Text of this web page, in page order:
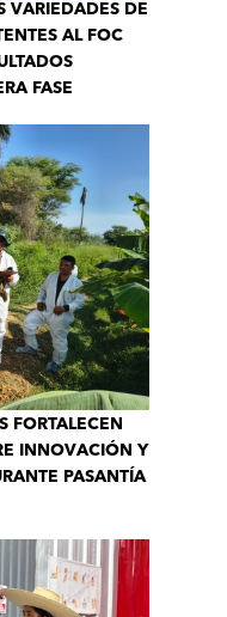
VARIEDADES DE
AL FOC
FASE
FORTALECEN
INNOVACIÓN Y
PASANTÍA